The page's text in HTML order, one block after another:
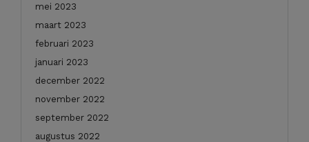
mei 2023
maart 2023
februari 2023
januari 2023
december 2022
november 2022
september 2022
augustus 2022